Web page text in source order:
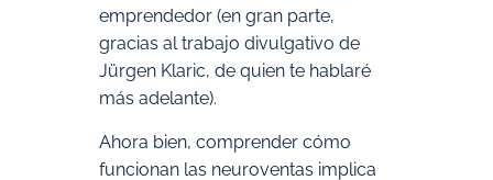
emprendedor (en gran parte,
gracias al trabajo divulgativo de
Jürgen Klaric, de quien te hablaré
más adelante).
Ahora bien, comprender cómo
funcionan las neuroventas implica